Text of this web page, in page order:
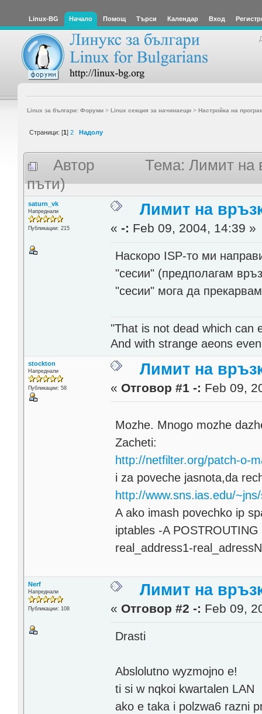
Linux-BG Начало Помощ Търси Календар Вход
Linux за българи: Форуми> Linux секция за начинаещи> Настройка на
Страници: [1] 2 Надолу
Автор
Тема: Лимит на
пъти)
saturn_vk
Напреднали
Публикации: 215
Лимит на
«-: Feb 09, 2004, 14:39 »
Наскоро ISP-то ми
"сесии" (предполагам
"сесии" мога да
"That is not dead which can
And with strange aeons
stockton
Напреднали
Публикации: 58
Лимит на
« Отговор #1 -: Feb 09,
Mozhe. Mnogo mozhe
Zacheti:
http://netfilter.org/patch-o-
i za poveche jasnota,da
http://www.sns.ias.edu/
A ako imash povechko ip
iptables -A
real_address1-real_adressN
Nerf
Напреднали
Публикации: 108
Лимит на
« Отговор #2 -: Feb 09,
Drasti
Abslolutno wyzmojno e!
ti si w nqkoi kwartalen
ako e taka i polzwa6 razni